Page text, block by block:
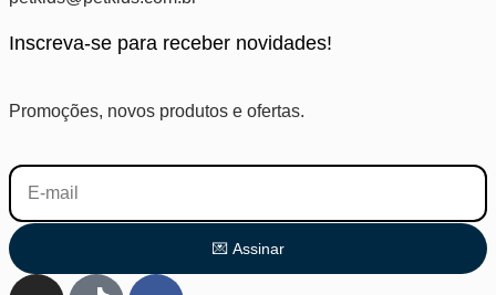
Inscreva-se para receber novidades!
Promoções, novos produtos e ofertas.
💌 Assinar